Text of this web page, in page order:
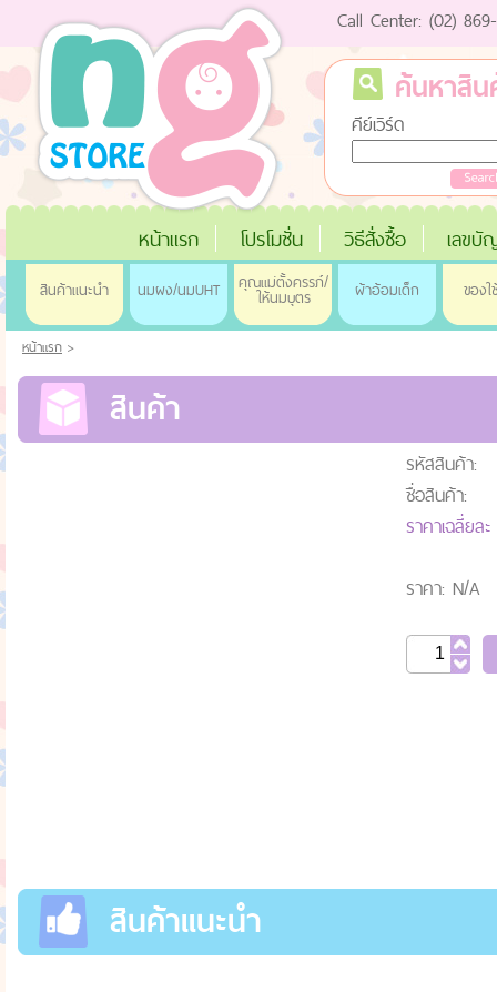
Call Center: (02)
ค้นหาสิน
คีย์เวิร์ด
หน้าแรก โปรโมชั่น วิธีสั่งซื้อ เลขบั
สินค้าแนะนำ นมผง/นมUHT คุณแม่ตั้งครรภ์/
ให้นมบุตร ผ้าอ้อมเด็ก ของใ
หน้าแรก >
สินค้า
รหัสสินค้า:
ชื่อสินค้า:
ราคาเฉลี่ยล
ราคา: N/A
สินค้าแนะนำ